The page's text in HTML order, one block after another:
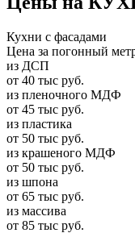
Кухни с фасадами
Цена за погонный
из ДСП
от 40 тыс руб.
из пленочного МДФ
от 45 тыс руб.
из пластика
от 50 тыс руб.
из крашеного МДФ
от 50 тыс руб.
из шпона
от 65 тыс руб.
из массива
от 85 тыс руб.